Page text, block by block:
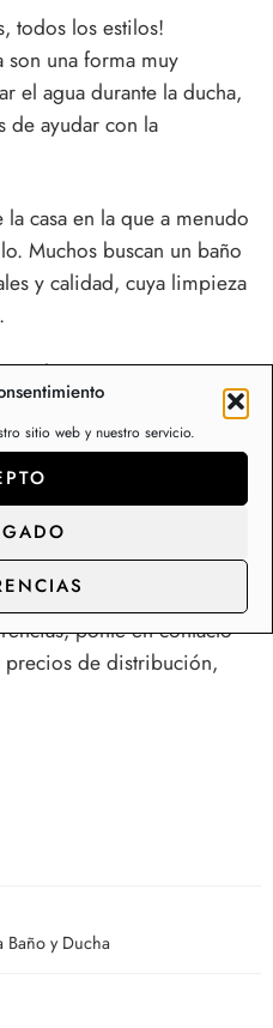
sitio web y nuestro servicio.
todos los estilos!
son una forma muy
el agua durante la ducha,
de ayudar con la
casa en la que a menudo
Muchos buscan un baño
y calidad, cuya limpieza
previene la formación
o plato de ducha.
con el máximo estilo.
de baño y
de Cortinas, con un
ponte en contacto
de distribución,
Baño y Ducha